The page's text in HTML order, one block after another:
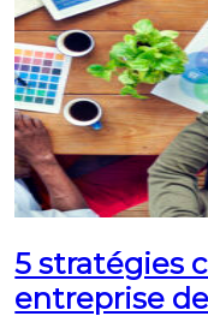
5 stratégies
entreprise